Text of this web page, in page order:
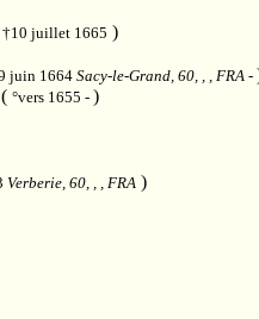
†10 juillet 1665 )
juin 1664 Sacy-le-Grand, 60, , , FRA -
( °vers 1655 - )
Verberie, 60, , , FRA )